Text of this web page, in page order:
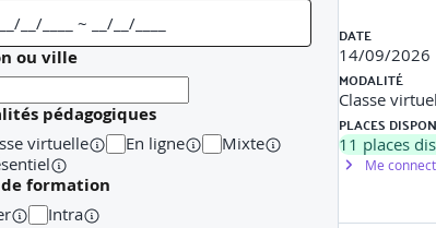
développés :
assurances – Livre V, Directive DDA, Rôles de l’ACPR et de
statuts : mandataire, mandataire d’intermédiaire,
: Présentation du formateur agrémentée d’activités de
3 : Concrétiser la conformité en agence
développés :
présentation normalisée, fiche conseil, recueil des
validés par la Branche mis à disposition des agences.
ou ville
pédagogiques
virtuelle En ligne
Mixte
formation
Intra
DATE
14/09/2026
MODALITÉ
Classe
PLACES
11 places
Me